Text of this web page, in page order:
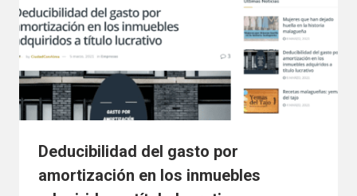
Deducibilidad del gasto por
amortización en los inmuebles